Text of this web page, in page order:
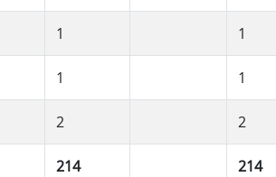
1 1
1 1
2 2
214 214